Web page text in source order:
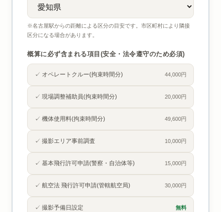
※名古屋駅からの距離による区分の目安です。市区町村により隣接
区分になる場合があります。
概算に必ず含まれる項目(安全・法令遵守のため必須)
✓ オペレートクルー(拘束時間分) 44,000円
✓ 現場調整補助員(拘束時間分) 20,000円
✓ 機体使用料(拘束時間分) 49,600円
✓ 撮影エリア事前調査 10,000円
✓ 基本飛行許可申請(警察・自治体等) 15,000円
✓ 航空法 飛行許可申請(管轄航空局) 30,000円
✓ 撮影予備日設定 無料